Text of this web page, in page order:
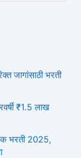
जागांसाठी भरती
₹1.5 लाख
भरती 2025,